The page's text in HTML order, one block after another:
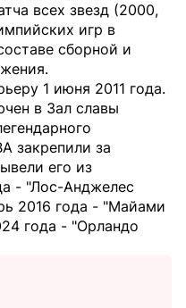
всех звезд (2000,
игр в
сборной и
1 июня 2011 года.
в Зал славы
закрепили за
его из
- "Лос-Анджелес
2016 года - "Майами
года - "Орландо